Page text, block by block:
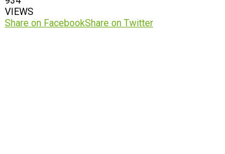
VIEWS
Share on FacebookShare on Twitter